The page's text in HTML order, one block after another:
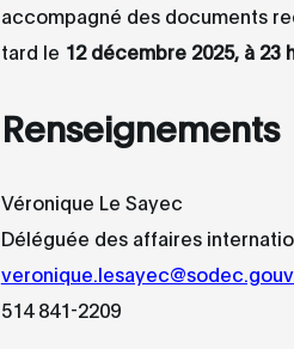
accompagné des documents
tard le 12 décembre 2025, à 23
Renseignements
Véronique Le Sayec
Déléguée des affaires
514 841-2209